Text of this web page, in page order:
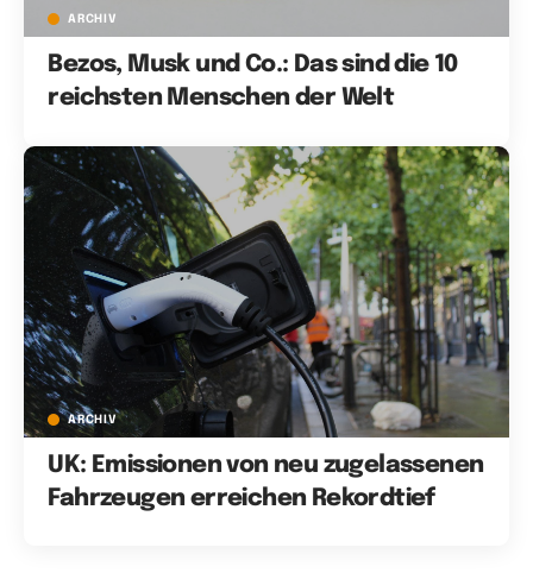
ARCHIV
Bezos, Musk und Co.: Das sind die 10
reichsten Menschen der Welt
ARCHIV
UK: Emissionen von neu zugelassenen
Fahrzeugen erreichen Rekordtief